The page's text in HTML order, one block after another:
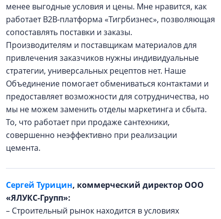
менее выгодные условия и цены. Мне нравится, как
работает B2B-платформа «Тигрбизнес», позволяющая
сопоставлять поставки и заказы.
Производителям и поставщикам материалов для
привлечения заказчиков нужны индивидуальные
стратегии, универсальных рецептов нет. Наше
Объединение помогает обмениваться контактами и
предоставляет возможности для сотрудничества, но
мы не можем заменить отделы маркетинга и сбыта.
То, что работает при продаже сантехники,
совершенно неэффективно при реализации
цемента.
Сергей Турицин, коммерческий директор ООО
«ЯЛУКС-Групп»:
– Строительный рынок находится в условиях